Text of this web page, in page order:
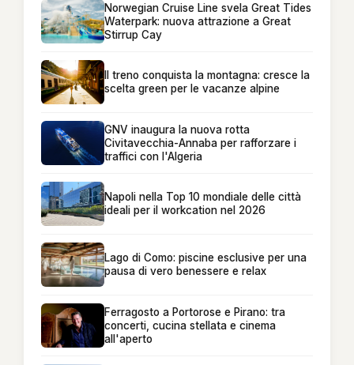
Norwegian Cruise Line svela Great Tides
Waterpark: nuova attrazione a Great
Stirrup Cay
Il treno conquista la montagna: cresce la
scelta green per le vacanze alpine
GNV inaugura la nuova rotta
Civitavecchia-Annaba per rafforzare i
traffici con l'Algeria
Napoli nella Top 10 mondiale delle città
ideali per il workcation nel 2026
Lago di Como: piscine esclusive per una
pausa di vero benessere e relax
Ferragosto a Portorose e Pirano: tra
concerti, cucina stellata e cinema
all'aperto